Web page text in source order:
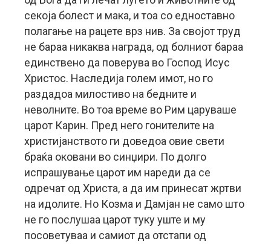
секоја болест и мака, и тоа со едноставно
полагање на рацете врз нив. За својот труд
не бараа никаква награда, од болниот бараа
единствено да поверува во Господ Исус
Христос. Наследија голем имот, но го
раздадоа милостиво на бедните и
неволните. Во тоа време во Рим царуваше
царот Карин. Пред него гонителите на
христијанството ги доведоа овие свети
браќа оковани во синџири. По долго
испрашување царот им нареди да се
одречат од Христа, а да им принесат жртви
на идолите. Но Козма и Дамјан не само што
не го послушаа царот туку уште и му
посоветуваа и самиот да отстапи од